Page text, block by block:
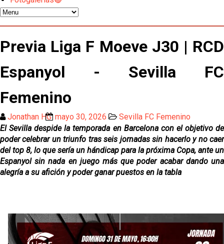
El Sevilla FC oficializa la cesión de Rafa Mir al Aris
de Salónica
Juanlu se marcha traspasado al Bournemouth
Emery quiere pescar en el Atleti , el Villareal ya
tiene nuevo portero y el Getafe mueve ficha... Las
últimas novedades del mercado de La Liga
Vargas y Sow se incorporan al grupo en la sesión
del martes
Odysseas Vlachodimos: “El objetivo es mejorar la
temporada pasada”
El Sevilla FC empieza a inscribir a los nuevos
fichajes
El Sevilla oficializa el traspaso de Sow
Previa Liga F Moeve J30 | RCD
Espanyol - Sevilla FC
Femenino
Jonathan HG mayo 30, 2026
Sevilla FC Femenino
El Sevilla despide la temporada en Barcelona con el objetivo de
poder celebrar un triunfo tras seis jornadas sin hacerlo y no caer
del top 8, lo que sería un hándicap para la próxima Copa, ante un
Espanyol sin nada en juego más que poder acabar dando una
alegría a su afición y poder ganar puestos en la tabla